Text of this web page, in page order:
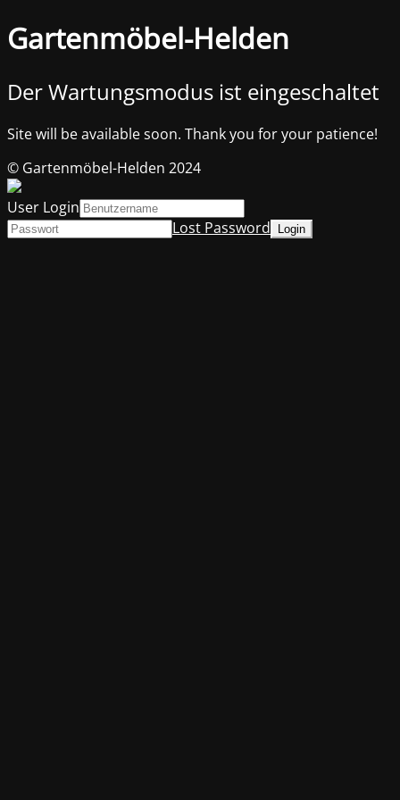
Gartenmöbel-Helden
Der Wartungsmodus ist eingeschaltet
Site will be available soon. Thank you for your patience!
© Gartenmöbel-Helden 2024
User Login
Lost Password